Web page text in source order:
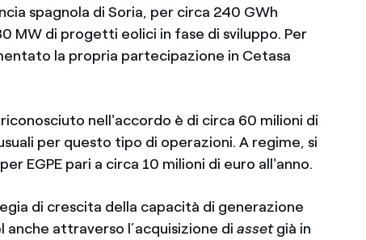
spagnola di Soria, per circa 240 GWh
MW di progetti eolici in fase di sviluppo. Per
la propria partecipazione in Cetasa
nell'accordo è di circa 60 milioni di
per questo tipo di operazioni. A regime, si
EGPE pari a circa 10 milioni di euro all'anno.
di crescita della capacità di generazione
anche attraverso l’acquisizione diassetgià in